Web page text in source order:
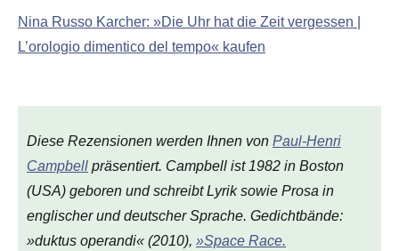
Nina Russo Karcher: »Die Uhr hat die Zeit vergessen |
L’orologio dimentico del tempo« kaufen
Diese Rezensionen werden Ihnen von Paul-Henri
Campbell präsentiert. Campbell ist 1982 in Boston
(USA) geboren und schreibt Lyrik sowie Prosa in
englischer und deutscher Sprache. Gedichtbände:
»duktus operandi« (2010), »Space Race.